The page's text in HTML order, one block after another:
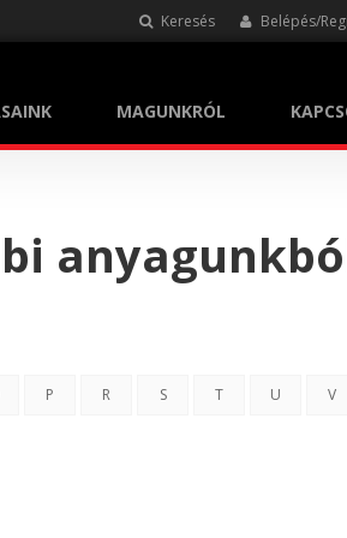
Keresés Belépés/
MAGUNKRÓL
P R S T U V